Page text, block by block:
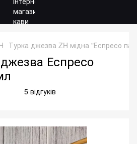
Турка джезва ZH мідна "Еспресо
Еспресо
5 відгуків